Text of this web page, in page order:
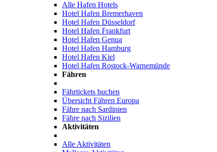
Alle Hafen Hotels
Hotel Hafen Bremerhaven
Hotel Hafen Düsseldorf
Hotel Hafen Frankfurt
Hotel Hafen Genua
Hotel Hafen Hamburg
Hotel Hafen Kiel
Hotel Hafen Rostock-Warnemünde
Fähren
Fährtickets buchen
Übersicht Fähren Europa
Fähre nach Sardinien
Fähre nach Sizilien
Aktivitäten
Alle Aktivitäten